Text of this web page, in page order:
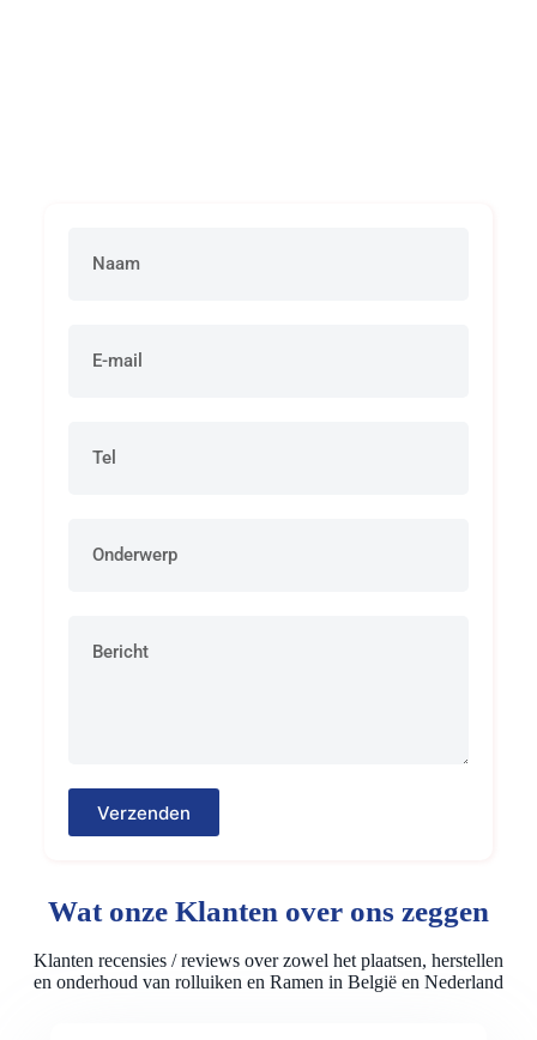
Verzenden
Wat onze Klanten over ons zeggen
Klanten recensies / reviews over zowel het plaatsen, herstellen
en onderhoud van rolluiken en Ramen in België en Nederland